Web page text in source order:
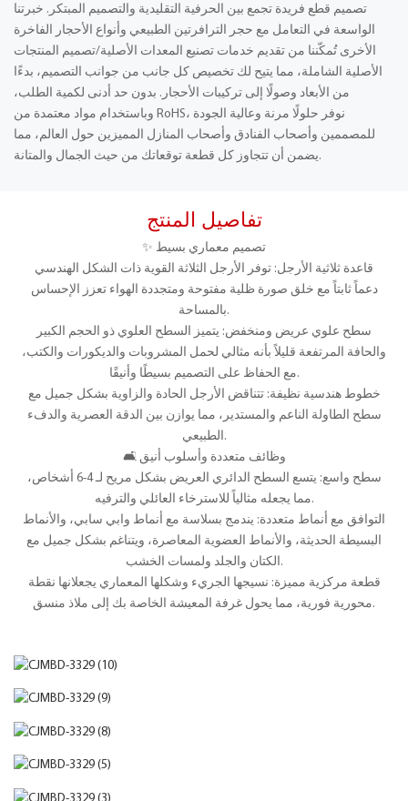
تصميم قطع فريدة تجمع بين الحرفية التقليدية والتصميم المبتكر. خبرتنا
الواسعة في التعامل مع حجر الترافرتين الطبيعي وأنواع الأحجار الفاخرة
الأخرى تُمكّننا من تقديم خدمات تصنيع المعدات الأصلية/تصميم المنتجات
الأصلية الشاملة، مما يتيح لك تخصيص كل جانب من جوانب التصميم، بدءًا
من الأبعاد وصولًا إلى تركيبات الأحجار. بدون حد أدنى لكمية الطلب،
وباستخدام مواد معتمدة من RoHS، نوفر حلولًا مرنة وعالية الجودة
للمصممين وأصحاب الفنادق وأصحاب المنازل المميزين حول العالم، مما
يضمن أن تتجاوز كل قطعة توقعاتك من حيث الجمال والمتانة.
تفاصيل المنتج
✨ تصميم معماري بسيط
قاعدة ثلاثية الأرجل: توفر الأرجل الثلاثة القوية ذات الشكل الهندسي
دعماً ثابتاً مع خلق صورة ظلية مفتوحة ومتجددة الهواء تعزز الإحساس
بالمساحة.
سطح علوي عريض ومنخفض: يتميز السطح العلوي ذو الحجم الكبير
والحافة المرتفعة قليلاً بأنه مثالي لحمل المشروبات والديكورات والكتب،
مع الحفاظ على التصميم بسيطًا وأنيقًا.
خطوط هندسية نظيفة: تتناقض الأرجل الحادة والزاوية بشكل جميل مع
سطح الطاولة الناعم والمستدير، مما يوازن بين الدقة العصرية والدفء
الطبيعي.
🛋️ وظائف متعددة وأسلوب أنيق
سطح واسع: يتسع السطح الدائري العريض بشكل مريح لـ 4-6 أشخاص،
مما يجعله مثالياً للاسترخاء العائلي والترفيه.
التوافق مع أنماط متعددة: يندمج بسلاسة مع أنماط وابي سابي، والأنماط
البسيطة الحديثة، والأنماط العضوية المعاصرة، ويتناغم بشكل جميل مع
الكتان والجلد ولمسات الخشب.
قطعة مركزية مميزة: نسيجها الجريء وشكلها المعماري يجعلانها نقطة
محورية فورية، مما يحول غرفة المعيشة الخاصة بك إلى ملاذ منسق.